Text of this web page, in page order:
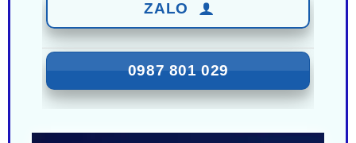
ZALO
0987 801 029